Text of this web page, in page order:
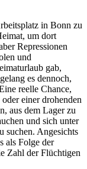
in Bonn zu
um dort
Repressionen
und
gab,
es dennoch,
reelle Chance,
einer drohenden
aus dem Lager zu
und sich unter
suchen. Angesichts
als Folge der
Zahl der Flüchtigen